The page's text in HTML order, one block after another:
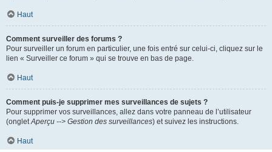
Haut
Comment surveiller des forums ?
Pour surveiller un forum en particulier, une fois entré sur celui-ci, cliquez sur le
lien « Surveiller ce forum » qui se trouve en bas de page.
Haut
Comment puis-je supprimer mes surveillances de sujets ?
Pour supprimer vos surveillances, allez dans votre panneau de l’utilisateur
(ongletAperçu --> Gestion des surveillances) et suivez les instructions.
Haut